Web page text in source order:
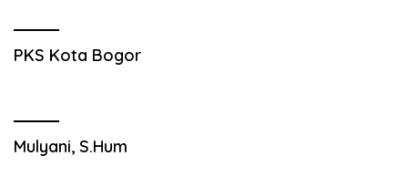
PKS Kota Bogor
Mulyani, S.Hum